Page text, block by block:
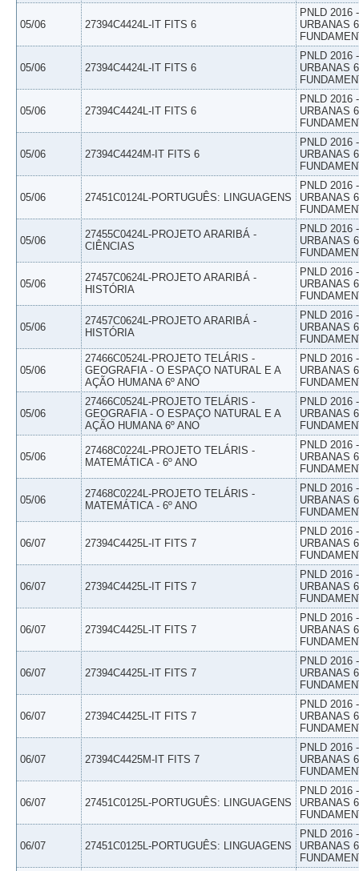
05/06 27394C4424L-IT FITS 6
PNLD 2016
URBANAS
05/06 27394C4424L-IT FITS 6
PNLD 2016
URBANAS
05/06 27394C4424L-IT FITS 6
PNLD 2016
URBANAS
05/06 27394C4424M-IT FITS 6
PNLD 2016
URBANAS
05/06 27451C0124L-PORTUGUÊS: LINGUAGENS
PNLD 2016
URBANAS
05/06
27455C0424L-PROJETO ARARIBÁ -
CIÊNCIAS
PNLD 2016
URBANAS
05/06
27457C0624L-PROJETO ARARIBÁ -
HISTÓRIA
PNLD 2016
URBANAS
05/06
27457C0624L-PROJETO ARARIBÁ -
HISTÓRIA
PNLD 2016
URBANAS
05/06
27466C0524L-PROJETO TELÁRIS -
GEOGRAFIA - O ESPAÇO NATURAL E A
AÇÃO HUMANA 6º ANO
PNLD 2016
URBANAS
05/06
27466C0524L-PROJETO TELÁRIS -
GEOGRAFIA - O ESPAÇO NATURAL E A
AÇÃO HUMANA 6º ANO
PNLD 2016
URBANAS
05/06
27468C0224L-PROJETO TELÁRIS -
MATEMÁTICA - 6º ANO
PNLD 2016
URBANAS
05/06
27468C0224L-PROJETO TELÁRIS -
MATEMÁTICA - 6º ANO
PNLD 2016
URBANAS
06/07 27394C4425L-IT FITS 7
PNLD 2016
URBANAS
06/07 27394C4425L-IT FITS 7
PNLD 2016
URBANAS
06/07 27394C4425L-IT FITS 7
PNLD 2016
URBANAS
06/07 27394C4425L-IT FITS 7
PNLD 2016
URBANAS
06/07 27394C4425L-IT FITS 7
PNLD 2016
URBANAS
06/07 27394C4425M-IT FITS 7
PNLD 2016
URBANAS
06/07 27451C0125L-PORTUGUÊS: LINGUAGENS
PNLD 2016
URBANAS
06/07 27451C0125L-PORTUGUÊS: LINGUAGENS
PNLD 2016
URBANAS